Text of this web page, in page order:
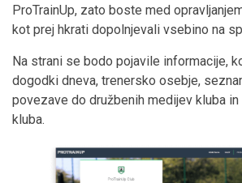
ProTrainUp, zato boste med
kot prej hkrati dopolnjevali vsebino na
Na strani se bodo pojavile informacije,
dogodki dneva, trenersko osebje,
povezave do družbenih medijev kluba
kluba.